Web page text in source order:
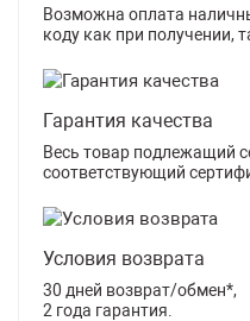
Возможна оплата
коду как при получении,
Гарантия качества
Весь товар подлежащий
соответствующий
Условия возврата
30 дней возврат/обмен*,
2 года гарантия.